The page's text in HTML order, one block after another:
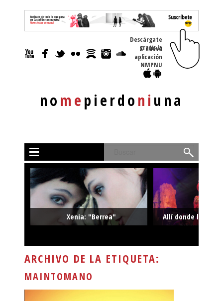
nomepierdoniuna
Descárgate
gratis la nueva
aplicación
NMPNU
Xenia: "Berrea" Allí donde la
ARCHIVO DE LA ETIQUETA:
MAINTOMANO